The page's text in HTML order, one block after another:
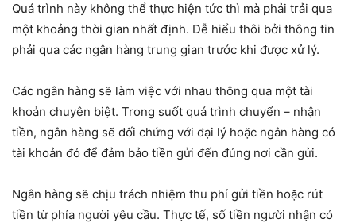
Quá trình này không thể thực hiện tức thì mà phải trải qua
một khoảng thời gian nhất định. Dễ hiểu thôi bởi thông tin
phải qua các ngân hàng trung gian trước khi được xử lý.
Các ngân hàng sẽ làm việc với nhau thông qua một tài
khoản chuyên biệt. Trong suốt quá trình chuyển – nhận
tiền, ngân hàng sẽ đối chứng với đại lý hoặc ngân hàng có
tài khoản đó để đảm bảo tiền gửi đến đúng nơi cần gửi.
Ngân hàng sẽ chịu trách nhiệm thu phí gửi tiền hoặc rút
tiền từ phía người yêu cầu. Thực tế, số tiền người nhận có